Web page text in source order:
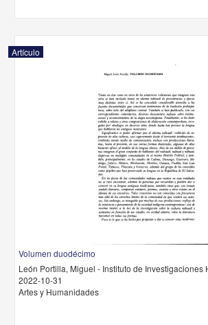
Artículo
Volumen duodécimo
León Portilla, Miguel - Instituto de Investigaciones
2022-10-31
Artes y Humanidades